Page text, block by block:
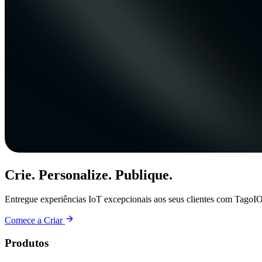
Crie. Personalize. Publique.
Entregue experiências IoT excepcionais aos seus clientes com
Comece a Criar
Produtos